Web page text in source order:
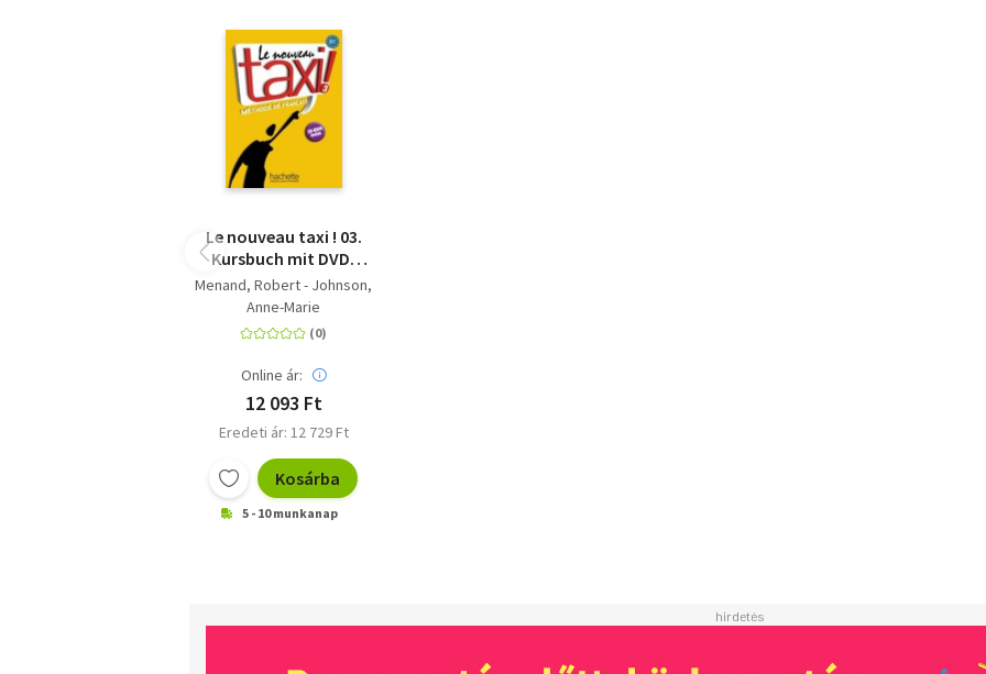
Le nouveau taxi ! 03.
Kursbuch mit DVD-
ROM
Menand, Robert - Johnson,
Anne-Marie
Online ár:
12 093 Ft
Eredeti ár: 12 729 Ft
Kosárba
5 - 10 munkanap